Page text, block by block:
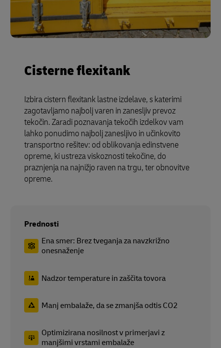
Cisterne flexitank
Izbira cistern flexitank lastne izdelave, s katerimi
zagotavljamo najbolj varen in zanesljiv prevoz
tekočin. Zaradi poznavanja tekočih izdelkov vam
lahko ponudimo najbolj zanesljivo in učinkovito
transportno rešitev: od oblikovanja edinstvene
opreme, ki ustreza viskoznosti tekočine, do
praznjenja na najnižjo raven na trgu, ter obnovitve
opreme.
Prednosti
Ena smer: Brez tveganja za navzkrižno
onesnaženje
Nadzor temperature in zaščita tovora
Manj embalaže, da se zmanjša odtis CO2
Optimizirana nosilnost v primerjavi z
manjšimi vrstami embalaže